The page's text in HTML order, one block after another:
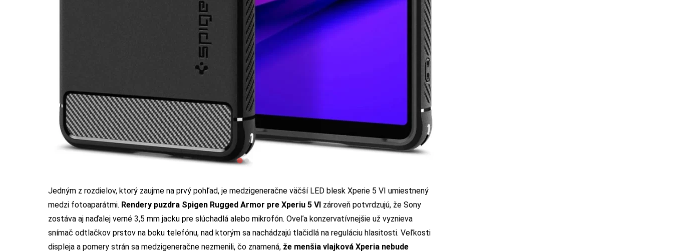
Jedným z rozdielov, ktorý zaujme na prvý pohľad, je medzigeneračne väčší LED blesk Xperie 5 VI umiestnený
medzi fotoaparátmi. Rendery puzdra Spigen Rugged Armor pre Xperiu 5 VI zároveň potvrdzujú, že Sony
zostáva aj naďalej verné 3,5 mm jacku pre slúchadlá alebo mikrofón. Oveľa konzervatívnejšie už vyznieva
snímač odtlačkov prstov na boku telefónu, nad ktorým sa nachádzajú tlačidlá na reguláciu hlasitosti. Veľkosti
displeja a pomery strán sa medzigeneračne nezmenili, čo znamená, že menšia vlajková Xperia nebude